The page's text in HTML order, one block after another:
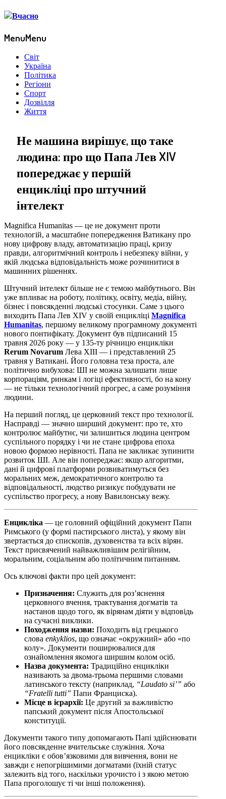
MenuMenu
Світ
Україна
Політика
Регіони
Спорт
Дозвілля
Життя
Не машина вирішує, що таке
людина: про що Папа Лев XIV
попереджає у першій
енцикліці про штучний
інтелект
Magnifica Humanitas — це не документ проти
технологій, а масштабне попередження Ватикану про
нову цифрову владу, автоматизацію праці, кризу
правди, алгоритмічний контроль і небезпеку війни, у
якій людська відповідальність може розчинитися в
машинних рішеннях.
Штучний інтелект більше не є темою майбутнього. Він
уже впливає на роботу, політику, освіту, медіа, війну,
бізнес і повсякденні людські стосунки. Саме з цього
виходить Папа Лев XIV у своїй енцикліці Magnifica
Humanitas, першому великому програмному документі
нового понтифікату. Документ був підписаний 15
травня 2026 року — у 135-ту річницю енцикліки
Rerum Novarum Лева XIII — і представлений 25
травня у Ватикані. Його головна теза проста, але
політично вибухова: ШІ не можна залишати лише
корпораціям, ринкам і логіці ефективності, бо на кону
— не тільки технологічний прогрес, а саме розуміння
людини.
На перший погляд, це церковний текст про технології.
Насправді — значно ширший документ: про те, хто
контролює майбутнє, чи залишиться людина центром
суспільного порядку і чи не стане цифрова епоха
новою формою нерівності. Папа не закликає зупинити
розвиток ШІ. Але він попереджає: якщо алгоритми,
дані й цифрові платформи розвиватимуться без
моральних меж, демократичного контролю та
відповідальності, людство ризикує побудувати не
суспільство прогресу, а нову Вавилонську вежу.
Енцикліка — це головний офіційний документ Папи
Римського (у формі пастирського листа), у якому він
звертається до єпископів, духовенства та всіх вірян.
Текст присвячений найважливішим релігійним,
моральним, соціальним або політичним питанням.
Ось ключові факти про цей документ:
Призначення: Служить для роз’яснення
церковного вчення, трактування догматів та
настанов щодо того, як вірянам діяти у відповідь
на сучасні виклики.
Походження назви: Походить від грецького
слова enkyklios, що означає «окружний» або «по
колу». Документи поширювалися для
ознайомлення якомога ширшим колом осіб.
Назва документа: Традиційно енцикліки
називають за двома-трьома першими словами
латинського тексту (наприклад, “Laudato si’” або
“Fratelli tutti” Папи Франциска).
Місце в ієрархії: Це другий за важливістю
папський документ після Апостольської
конституції.
Документи такого типу допомагають Папі здійснювати
його повсякденне вчительське служіння. Хоча
енцикліки є обов’язковими для вивчення, вони не
завжди є непогрішимими догматами (їхній статус
залежить від того, наскільки урочисто і з якою метою
Папа проголошує ті чи інші положення).